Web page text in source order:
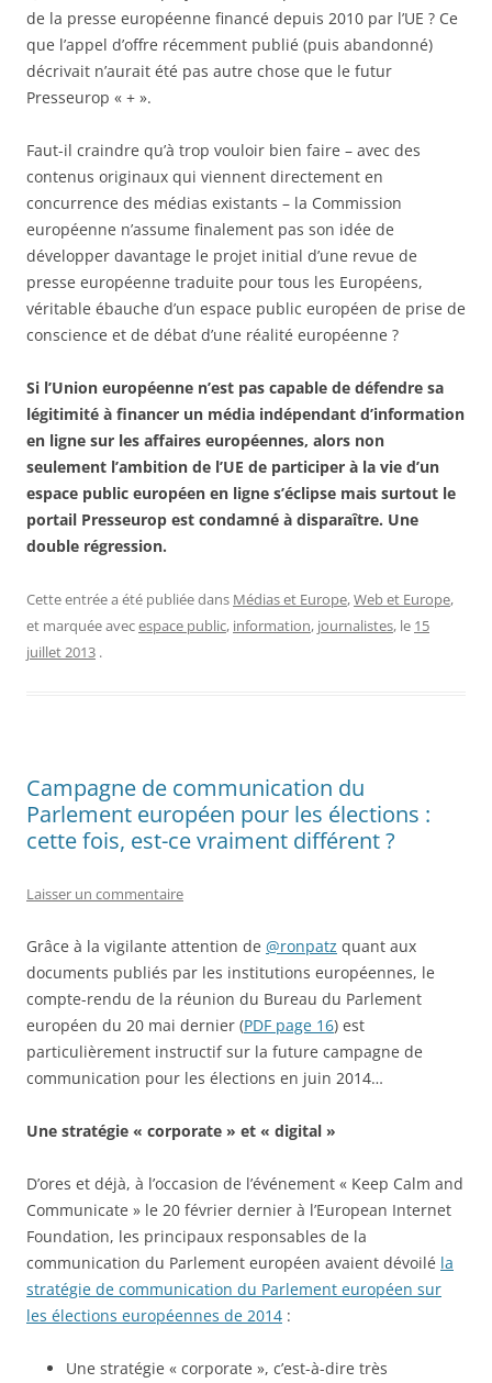
de la presse européenne financé depuis 2010 par l’UE ? Ce
que l’appel d’offre récemment publié (puis abandonné)
décrivait n’aurait été pas autre chose que le futur
Presseurop « + ».
Faut-il craindre qu’à trop vouloir bien faire – avec des
contenus originaux qui viennent directement en
concurrence des médias existants – la Commission
européenne n’assume finalement pas son idée de
développer davantage le projet initial d’une revue de
presse européenne traduite pour tous les Européens,
véritable ébauche d’un espace public européen de prise de
conscience et de débat d’une réalité européenne ?
Si l’Union européenne n’est pas capable de défendre sa
légitimité à financer un média indépendant d’information
en ligne sur les affaires européennes, alors non
seulement l’ambition de l’UE de participer à la vie d’un
espace public européen en ligne s’éclipse mais surtout le
portail Presseurop est condamné à disparaître. Une
double régression.
Cette entrée a été publiée dans Médias et Europe,Web et Europe,
et marquée avecespace public, information, journalistes, le 15
juillet 2013 .
Campagne de communication du
Parlement européen pour les élections :
cette fois, est-ce vraiment différent ?
Laisser un commentaire
Grâce à la vigilante attention de @ronpatz quant aux
documents publiés par les institutions européennes, le
compte-rendu de la réunion du Bureau du Parlement
européen du 20 mai dernier (PDF page 16) est
particulièrement instructif sur la future campagne de
communication pour les élections en juin 2014…
Une stratégie « corporate » et « digital »
D’ores et déjà, à l’occasion de l’événement « Keep Calm and
Communicate » le 20 février dernier à l’European Internet
Foundation, les principaux responsables de la
communication du Parlement européen avaient dévoilé la
stratégie de communication du Parlement européen sur
les élections européennes de 2014 :
Une stratégie « corporate », c’est-à-dire très